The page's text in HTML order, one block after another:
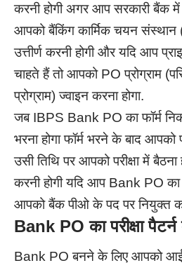
करनी होगी अगर आप सरकारी बैंक में
आपको बैंकिंग कार्मिक चयन संस्थान
उत्तीर्ण करनी होगी और यदि आप
चाहते हैं तो आपको PO प्रोग्राम
प्रोग्राम) ज्वाइन करना होगा.
जब IBPS Bank PO का फॉर्म
भरना होगा फॉर्म भरने के बाद आपको
उसी तिथि पर आपको परीक्षा में बैठना
करनी होगी यदि आप Bank PO
आपको बैंक पीओ के पद पर नियुक्त कर
Bank PO का परीक्षा
Bank PO बनने के लिए आपको